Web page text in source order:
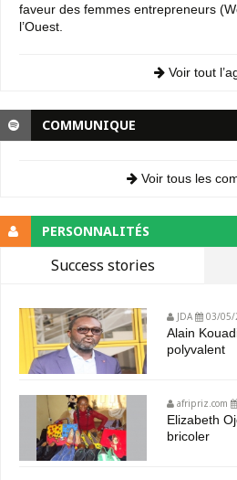
faveur des femmes entrepreneurs
l’Ouest.
Voir tout
COMMUNIQUE
Voir tous les
PERSONNALITÉS
Success stories
JDA 03/05/
Alain
polyvalent
afripriz.com
Elizabeth
bricoler